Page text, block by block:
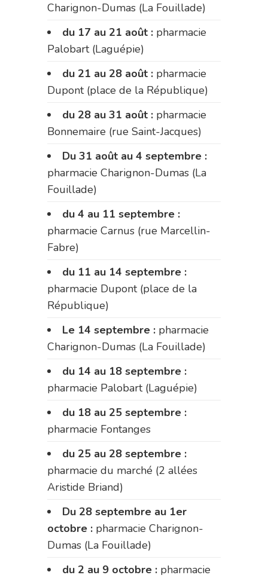
Charignon-Dumas (La Fouillade)
du 17 au 21 août : pharmacie
Palobart (Laguépie)
du 21 au 28 août : pharmacie
Dupont (place de la République)
du 28 au 31 août : pharmacie
Bonnemaire (rue Saint-Jacques)
Du 31 août au 4 septembre :
pharmacie Charignon-Dumas (La
Fouillade)
du 4 au 11 septembre :
pharmacie Carnus (rue Marcellin-
Fabre)
du 11 au 14 septembre :
pharmacie Dupont (place de la
République)
Le 14 septembre : pharmacie
Charignon-Dumas (La Fouillade)
du 14 au 18 septembre :
pharmacie Palobart (Laguépie)
du 18 au 25 septembre :
pharmacie Fontanges
du 25 au 28 septembre :
pharmacie du marché (2 allées
Aristide Briand)
Du 28 septembre au 1er
octobre : pharmacie Charignon-
Dumas (La Fouillade)
du 2 au 9 octobre : pharmacie